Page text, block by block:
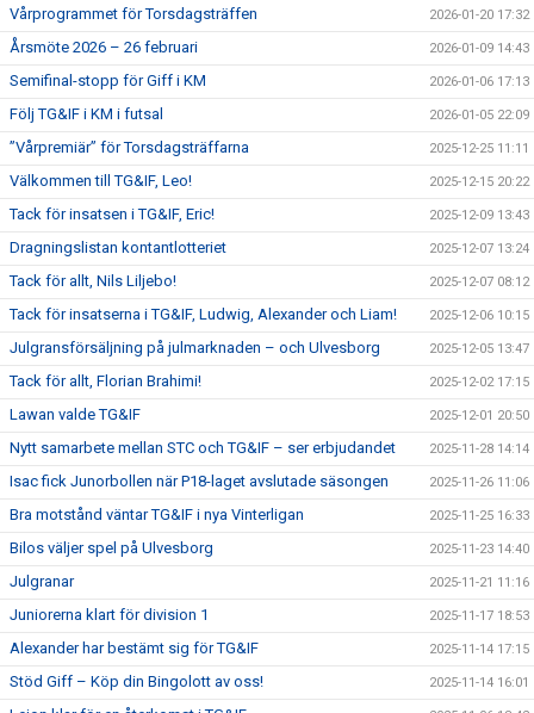
Vårprogrammet för Torsdagsträffen 2026-01-20 17:32
Årsmöte 2026 – 26 februari 2026-01-09 14:43
Semifinal-stopp för Giff i KM 2026-01-06 17:13
Följ TG&IF i KM i futsal 2026-01-05 22:09
”Vårpremiär” för Torsdagsträffarna 2025-12-25 11:11
Välkommen till TG&IF, Leo! 2025-12-15 20:22
Tack för insatsen i TG&IF, Eric! 2025-12-09 13:43
Dragningslistan kontantlotteriet 2025-12-07 13:24
Tack för allt, Nils Liljebo! 2025-12-07 08:12
Tack för insatserna i TG&IF, Ludwig, Alexander och Liam! 2025-12-06 10:15
Julgransförsäljning på julmarknaden – och Ulvesborg 2025-12-05 13:47
Tack för allt, Florian Brahimi! 2025-12-02 17:15
Lawan valde TG&IF 2025-12-01 20:50
Nytt samarbete mellan STC och TG&IF – ser erbjudandet 2025-11-28 14:14
Isac fick Junorbollen när P18-laget avslutade säsongen 2025-11-26 11:06
Bra motstånd väntar TG&IF i nya Vinterligan 2025-11-25 16:33
Bilos väljer spel på Ulvesborg 2025-11-23 14:40
Julgranar 2025-11-21 11:16
Juniorerna klart för division 1 2025-11-17 18:53
Alexander har bestämt sig för TG&IF 2025-11-14 17:15
Stöd Giff – Köp din Bingolott av oss! 2025-11-14 16:01